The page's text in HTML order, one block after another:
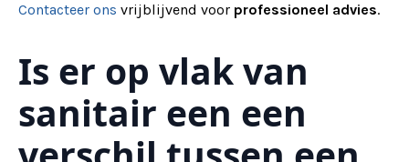
Contacteer ons vrijblijvend voor professioneel advies.
Is er op vlak van
sanitair een een